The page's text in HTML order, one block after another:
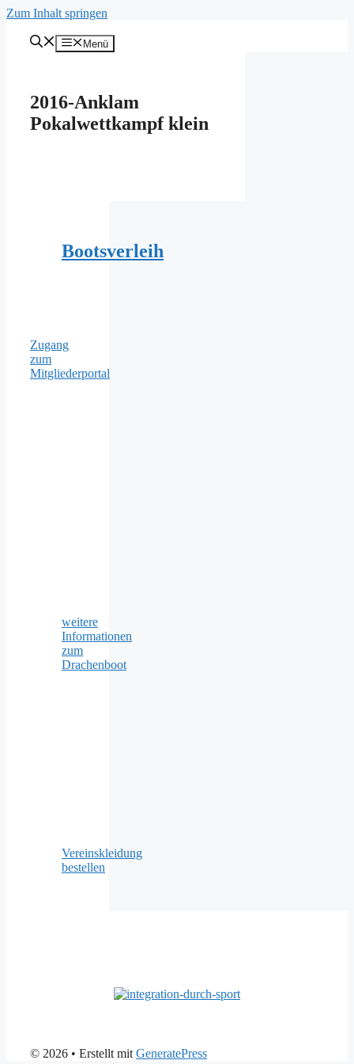
Zum Inhalt springen
Menü
2016-Anklam
Pokalwettkampf klein
Bootsverleih
Zugang
zum
Mitgliederportal
weitere
Informationen
zum
Drachenboot
Vereinskleidung
bestellen
© 2026 • Erstellt mit GeneratePress